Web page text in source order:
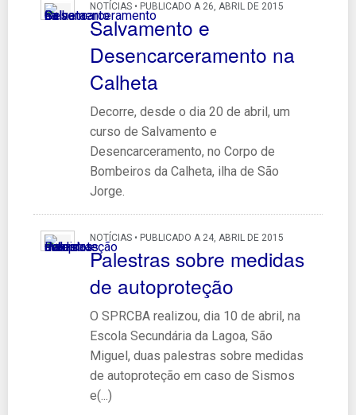
NOTÍCIAS • PUBLICADO A 26, ABRIL DE 2015
Salvamento e
Desencarceramento na
Calheta
Decorre, desde o dia 20 de abril, um
curso de Salvamento e
Desencarceramento, no Corpo de
Bombeiros da Calheta, ilha de São
Jorge.
NOTÍCIAS • PUBLICADO A 24, ABRIL DE 2015
Palestras sobre medidas
de autoproteção
O SPRCBA realizou, dia 10 de abril, na
Escola Secundária da Lagoa, São
Miguel, duas palestras sobre medidas
de autoproteção em caso de Sismos
e(...)